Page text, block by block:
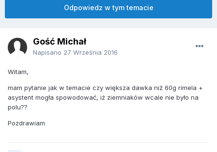
Odpowiedz w tym temacie
Gość Michał
Napisano 27 Września 2016
Witam,
mam pytanie jak w temacie czy większa dawka niż 60g rimela +
asystent mogła spowodować, iż ziemniaków wcale nie było na
polu??
Pozdrawiam